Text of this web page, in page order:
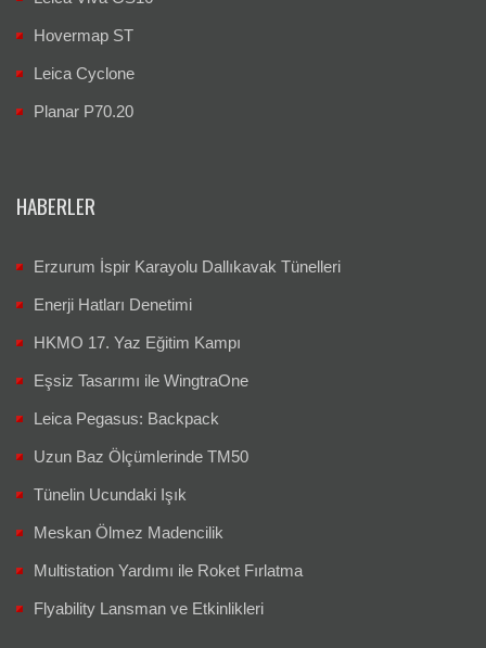
Hovermap ST
Leica Cyclone
Planar P70.20
HABERLER
Erzurum İspir Karayolu Dallıkavak Tünelleri
Enerji Hatları Denetimi
HKMO 17. Yaz Eğitim Kampı
Eşsiz Tasarımı ile WingtraOne
Leica Pegasus: Backpack
Uzun Baz Ölçümlerinde TM50
Tünelin Ucundaki Işık
Meskan Ölmez Madencilik
Multistation Yardımı ile Roket Fırlatma
Flyability Lansman ve Etkinlikleri